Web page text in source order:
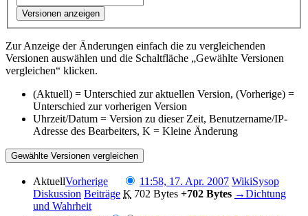
Versionen anzeigen
Zur Anzeige der Änderungen einfach die zu vergleichenden
Versionen auswählen und die Schaltfläche „Gewählte Versionen
vergleichen“ klicken.
(Aktuell) = Unterschied zur aktuellen Version, (Vorherige) =
Unterschied zur vorherigen Version
Uhrzeit/Datum = Version zu dieser Zeit, Benutzername/IP-
Adresse des Bearbeiters, K = Kleine Änderung
AktuellVorherige 11:58, 17. Apr. 2007 WikiSysop
Diskussion Beiträge K 702 Bytes +702 Bytes →‎Dichtung
und Wahrheit